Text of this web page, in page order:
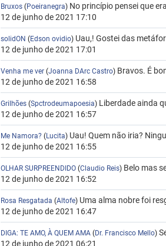
Bruxos(Poeiranegra) No princípio pensei que
12 de junho de 2021 17:10
solidON (Edson ovidio) Uau,! Gostei das
12 de junho de 2021 17:01
Venha me ver (Joanna DArc Castro) Bravos. É
12 de junho de 2021 16:58
Grilhões (Spctrodeumapoesia) Liberdade ainda
12 de junho de 2021 16:57
Me Namora? (Lucita) Uau! Quem não iria?
12 de junho de 2021 16:55
OLHAR SURPREENDIDO (Claudio Reis) Belo mas
12 de junho de 2021 16:52
Rosa Resgatada (Altofe) Uma alma nobre foi
12 de junho de 2021 16:47
DIGA: TE AMO, À QUEM AMA (Dr. Francisco Mello)
12 de junho de 2021 06:21